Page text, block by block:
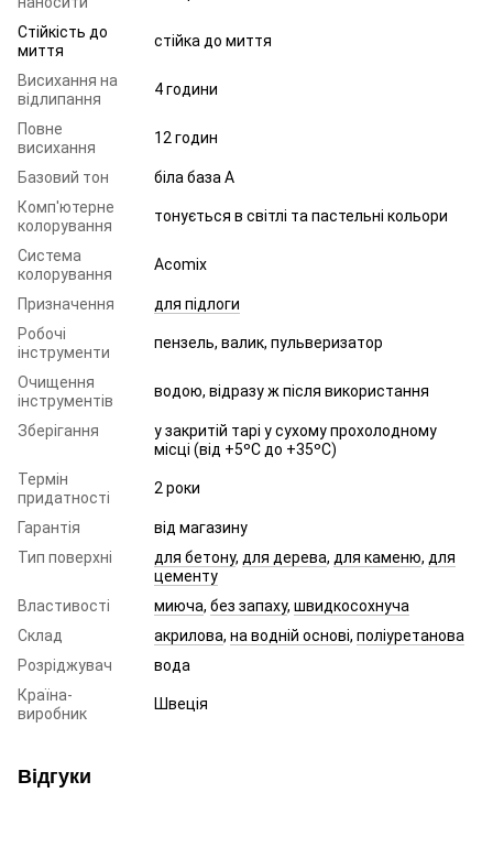
Стійкість до
миття
стійка до миття
Висихання на
відлипання
4 години
Повне
висихання
12 годин
Базовий тон
біла база A
Комп'ютерне
колорування
тонується в світлі та пастельні кольори
Система
колорування
Acomix
Призначення
для підлоги
Робочі
інструменти
пензель, валик, пульверизатор
Очищення
інструментів
водою, відразу ж після використання
Зберігання
у закритій тарі у сухому прохолодному
місці (від +5ºC до +35ºC)
Термін
придатності
2 роки
Гарантія
від магазину
Тип поверхні
для бетону, для дерева, для каменю, для
цементу
Властивості
миюча, без запаху, швидкосохнуча
Склад
акрилова, на водній основі, поліуретанова
Розріджувач
вода
Країна-
виробник
Швеція
Відгуки